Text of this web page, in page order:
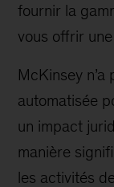
fournir la
vous offrir
McKinsey
automatisée
un impact
manière
les activités